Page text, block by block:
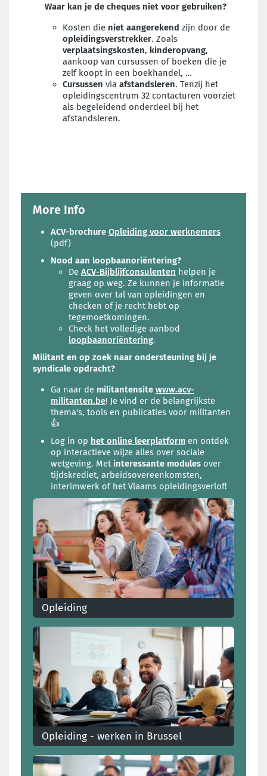
Waar kan je de cheques niet voor gebruiken?
Kosten die niet aangerekend zijn door de
opleidingsverstrekker. Zoals
verplaatsingskosten, kinderopvang,
aankoop van cursussen of boeken die je
zelf koopt in een boekhandel, …
Cursussen via afstandsleren. Tenzij het
opleidingscentrum 32 contacturen voorziet
als begeleidend onderdeel bij het
afstandsleren.
More Info
ACV-brochure Opleiding voor werknemers
(pdf)
Nood aan loopbaanoriëntering?
De ACV-Bijblijfconsulenten helpen je
graag op weg. Ze kunnen je informatie
geven over tal van opleidingen en
checken of je recht hebt op
tegemoetkomingen.
Check het volledige aanbod
loopbaanoriëntering.
Militant en op zoek naar ondersteuning bij je
syndicale opdracht?
Ga naar de militantensite www.acv-
militanten.be! Je vind er de belangrijkste
thema's, tools en publicaties voor militanten
👍
Log in op het online leerplatform en ontdek
op interactieve wijze alles over sociale
wetgeving. Met interessante modules over
tijdskrediet, arbeidsovereenkomsten,
interimwerk of het Vlaams opleidingsverlof!
Opleiding
Ontdek je opleidingskrediet en andere
voordelen
Opleiding - werken in Brussel
Je opleidingsrechten als je in Brussel werkt